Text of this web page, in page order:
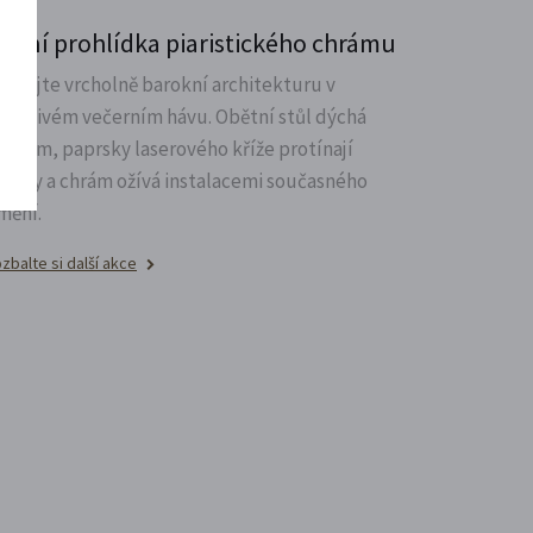
Noční prohlídka piaristického chrámu
vrcholně barokní architekturu v
večerním hávu. Obětní stůl dýchá
paprsky laserového kříže protínají
a chrám ožívá instalacemi současného
si další akce